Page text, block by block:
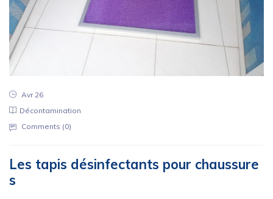
Avr 26
Décontamination
Comments (0)
Les tapis désinfectants pour chaussure
s